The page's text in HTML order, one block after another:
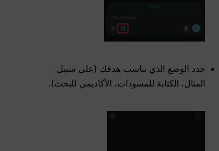
حدد الوضع الذي يناسب هدفك (على سبيل
المثال، الكتابة للمسودات، الأكاديمي للبحث).